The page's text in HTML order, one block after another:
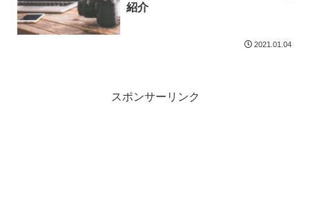
紹介
2021.01.04
スポンサーリンク